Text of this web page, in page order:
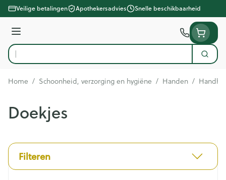
Ga naar de inhoud
Veilige betalingen Apothekersadvies Snelle beschikbaarheid
Menu
Product, merk, categorie...
Zoek
Home / Schoonheid, verzorging en hygiëne / Handen /
Doekjes
Filteren